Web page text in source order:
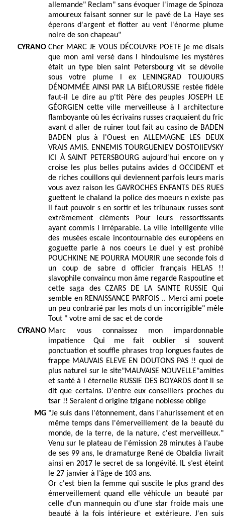
allemande" Reclam" sans évoquer l'image de Spinoza
amoureux faisant sonner sur le pavé de La Haye ses
éperons d'argent et flotter au vent l'énorme plume
noire de son chapeau"
CYRANO Cher MARC JE VOUS DÉCOUVRE POETE je me disais
que mon ami versé dans l hindouisme les mystères
était un type bien saint Petersbourg vit se dévoile
sous votre plume l ex LENINGRAD TOUJOURS
DÉNOMMÉE AINSI PAR LA BIÉLORUSSIE restée fidèle
faut-il Le dire au p'tit Père des peuples JOSEPH LE
GÉORGIEN cette ville merveilleuse à l architecture
flamboyante où les écrivains russes craquaient du fric
avant d aller de ruiner tout fait au casino de BADEN
BADEN plus à l'Ouest en ALLEMAGNE LES DEUX
VRAIS AMIS. ENNEMIS TOURGUENIEV DOSTOIIEVSKY
ICI À SAINT PETERSBOURG aujourd'hui encore on y
croise les plus belles putains avides d OCCIDENT et
de riches couillons qui deviennent parfois leurs maris
vous avez raison les GAVROCHES ENFANTS DES RUES
guettent le chaland la police des moeurs n existe pas
il faut pouvoir s en sortir et les tribunaux russes sont
extrêmement cléments Pour leurs ressortissants
ayant commis l irréparable. La ville intelligente ville
des musées escale incontournable des européens en
goguette parle à nos coeurs Le duel y est prohibé
POUCHKINE NE POURRA MOURIR une seconde fois d
un coup de sabre d officier français HELAS !!
slavophile convaincu mon âme regarde Raspoutine et
cette saga des CZARS DE LA SAINTE RUSSIE Qui
semble en RENAISSANCE PARFOIS .. Merci ami poete
un peu contrarié par les mots d un incorrigible" mêle
Tout " votre ami de sac et de corde
CYRANO Marc vous connaissez mon impardonnable
impatience Qui me fait oublier si souvent
ponctuation et souffle phrases trop longues fautes de
frappe MAUVAIS ELEVE EN DOUTONS PAS !! quoi de
plus naturel sur le site"MAUVAISE NOUVELLE"amities
et santé à l éternelle RUSSIE DES BOYARDS dont il se
dit que certains. D'entre eux conseillers proches du
tsar !! Seraient d origine tzigane noblesse oblige
MG "Je suis dans l'étonnement, dans l'ahurissement et en
même temps dans l'émerveillement de la beauté du
monde, de la terre, de la nature, c'est merveilleux."
Venu sur le plateau de l'émission 28 minutes à l’aube
de ses 99 ans, le dramaturge René de Obaldia livrait
ainsi en 2017 le secret de sa longévité. IL s’est éteint
le 27 janvier à l’âge de 103 ans.
Or c'est bien la femme qui suscite le plus grand des
émerveillement quand elle véhicule un beauté par
celle d'un mannequin ou d'une star froide mais une
beauté à la fois intérieure et extérieure. J'en suis